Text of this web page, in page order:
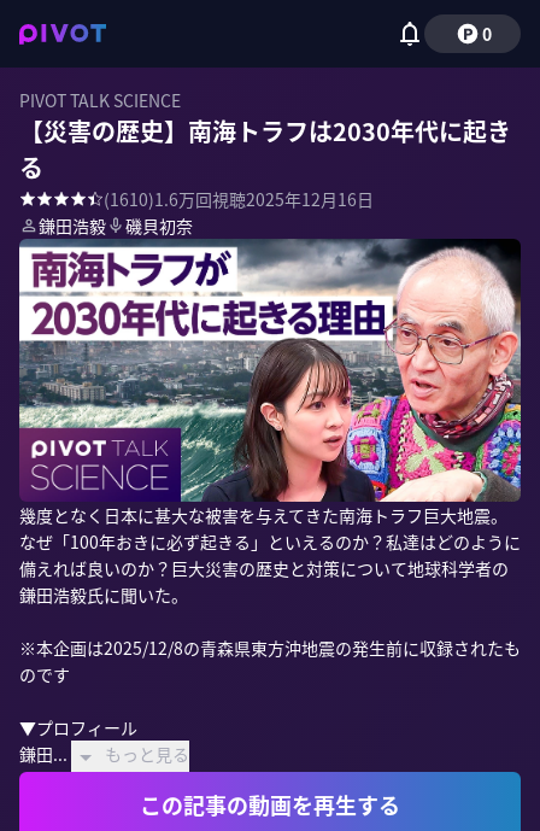
0
PIVOT TALK SCIENCE
【災害の歴史】南海トラフは2030年代に起き
る
(1610)1.6万回視聴2025年12月16日
鎌田浩毅
磯貝初奈
幾度となく日本に甚大な被害を与えてきた南海トラフ巨大地震。
なぜ「100年おきに必ず起きる」といえるのか？私達はどのように
備えれば良いのか？巨大災害の歴史と対策について地球科学者の
鎌田浩毅氏に聞いた。
※本企画は2025/12/8の青森県東方沖地震の発生前に収録されたも
のです
▼プロフィール
鎌田...
もっと見る
この記事の動画を再生する